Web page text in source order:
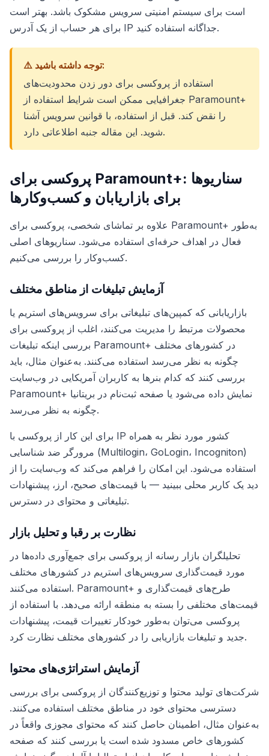
است برای سیستم امنیتی سرویس مشکوک باشد. بهتر است
برای هر حساب از یک آدرس IP جداگانه استفاده کنید.
⚠️ توجه داشته باشید:
استفاده از پروکسی برای دور زدن محدودیت‌های
جغرافیایی ممکن است شرایط استفاده از Paramount+
را نقض کند. قبل از استفاده، با قوانین سرویس آشنا
شوید. این مقاله جنبه اطلاعاتی دارد.
پروکسی برای Paramount+: سناریوها
برای بازاریابان و کسب‌وکارها
علاوه بر تماشای شخصی، پروکسی برای Paramount+ به‌طور
فعال در اهداف حرفه‌ای استفاده می‌شود. سناریوهای اصلی
کسب‌وکار را بررسی می‌کنیم.
آزمایش تبلیغات از مناطق مختلف
بازاریابانی که کمپین‌های تبلیغاتی برای سرویس‌های استریم یا
محصولات مرتبط را مدیریت می‌کنند، اغلب از پروکسی برای
بررسی اینکه تبلیغات Paramount+ در کشورهای مختلف
چگونه به نظر می‌رسد استفاده می‌کنند. به‌عنوان مثال، باید
بررسی کنند که کدام بنرها به کاربران آمریکایی در وب‌سایت
Paramount+ نمایش داده می‌شود یا صفحه ثبت‌نام در بریتانیا
چگونه به نظر می‌رسد.
برای این کار از پروکسی با IP کشور مورد نظر به همراه
مرورگر ضد شناسایی (Multilogin، GoLogin، Incogniton)
استفاده می‌شود. این امکان را فراهم می‌کند که وب‌سایت را از
دید یک کاربر محلی ببینید — با قیمت‌های صحیح، ارز، پیشنهادات
تبلیغاتی و محتوای در دسترس.
نظارت بر رقبا و تحلیل بازار
تحلیلگران بازار رسانه از پروکسی برای جمع‌آوری داده‌ها در
مورد قیمت‌گذاری سرویس‌های استریم در کشورهای مختلف
استفاده می‌کنند. Paramount+ طرح‌های قیمت‌گذاری و
قیمت‌های مختلفی را بسته به منطقه ارائه می‌دهد. با استفاده از
پروکسی می‌توان به‌طور خودکار تغییرات قیمت، پیشنهادات
جدید و تبلیغات بازاریابی را در کشورهای مختلف نظارت کرد.
آزمایش استراتژی‌های محتوا
شرکت‌های تولید محتوا و توزیع‌کنندگان از پروکسی برای بررسی
دسترسی محتوای خود در مناطق مختلف استفاده می‌کنند.
به‌عنوان مثال، اطمینان حاصل کنند که محتوای مجوزی واقعاً در
کشورهای خاص مسدود شده است یا بررسی کنند که صفحه